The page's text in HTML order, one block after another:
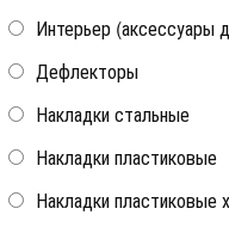
Интерьер (аксессуары
Дефлекторы
Накладки стальные
Накладки пластиковые
Накладки пластиковые
Lexus RX FL 2019-2022